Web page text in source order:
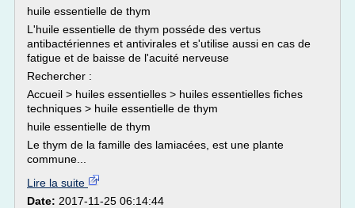
huile essentielle de thym
L'huile essentielle de thym posséde des vertus
antibactériennes et antivirales et s'utilise aussi en cas de
fatigue et de baisse de l'acuité nerveuse
Rechercher :
Accueil > huiles essentielles > huiles essentielles fiches
techniques > huile essentielle de thym
huile essentielle de thym
Le thym de la famille des lamiacées, est une plante
commune...
Lire la suite
Date: 2017-11-25 06:14:44